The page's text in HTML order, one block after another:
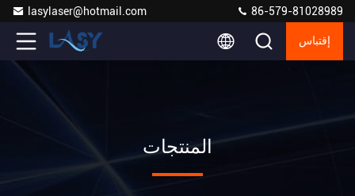
lasylaser@hotmail.com 86-579-81028989
إقتباس
المنتجات